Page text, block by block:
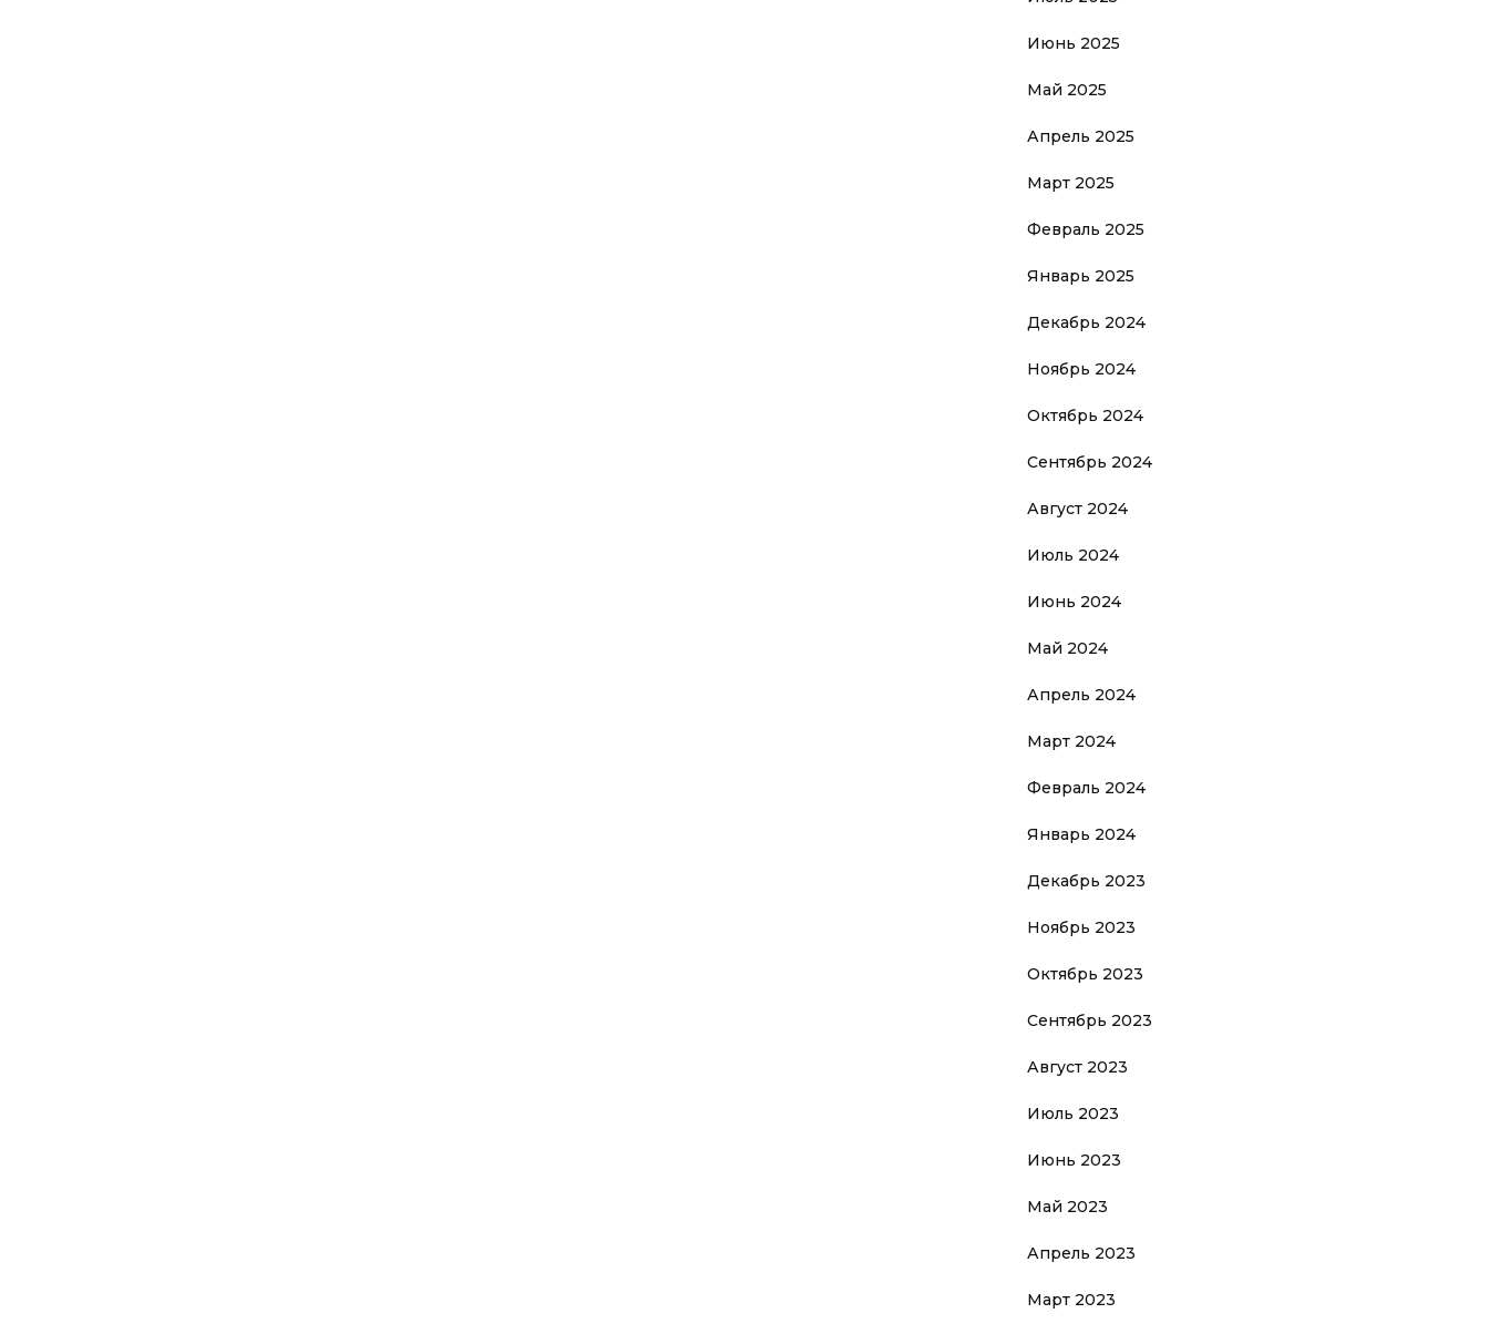
Июнь 2025
Май 2025
Апрель 2025
Март 2025
Февраль 2025
Январь 2025
Декабрь 2024
Ноябрь 2024
Октябрь 2024
Сентябрь 2024
Август 2024
Июль 2024
Июнь 2024
Май 2024
Апрель 2024
Март 2024
Февраль 2024
Январь 2024
Декабрь 2023
Ноябрь 2023
Октябрь 2023
Сентябрь 2023
Август 2023
Июль 2023
Июнь 2023
Май 2023
Апрель 2023
Март 2023